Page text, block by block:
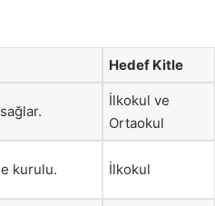
Hedef Kitle
İlkokul ve
Ortaokul
kurulu. İlkokul